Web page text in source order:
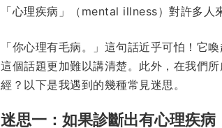
「心理疾病」（mental illness）對許多人
「你心理有毛病。」這句話近乎可怕！它
這個話題更加難以講清楚。此外，在我們
經？以下是我遇到的幾種常見迷思。
迷思一：如果診斷出有心理疾